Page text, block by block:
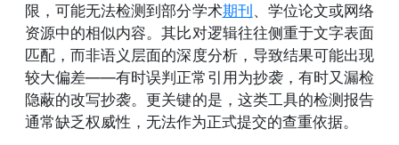
限，可能无法检测到部分学术期刊、学位论文或网络
资源中的相似内容。其比对逻辑往往侧重于文字表面
匹配，而非语义层面的深度分析，导致结果可能出现
较大偏差——有时误判正常引用为抄袭，有时又漏检
隐蔽的改写抄袭。更关键的是，这类工具的检测报告
通常缺乏权威性，无法作为正式提交的查重依据。